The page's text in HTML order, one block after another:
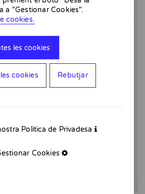
a "Gestionar Cookies".
cookies.
les cookies
cookies Rebutjar
Política de Privadesa
Cookies